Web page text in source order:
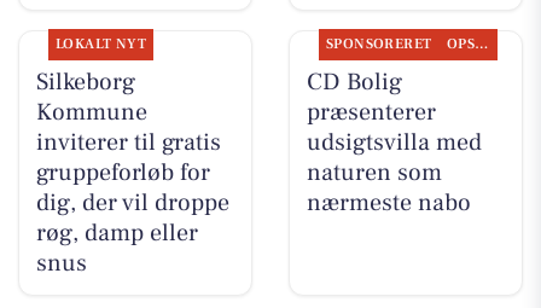
LOKALT NYT
Silkeborg
Kommune
inviterer til gratis
gruppeforløb for
dig, der vil droppe
røg, damp eller
snus
SPONSORERET OPSLAGSTAVLEN
CD Bolig
præsenterer
udsigtsvilla med
naturen som
nærmeste nabo